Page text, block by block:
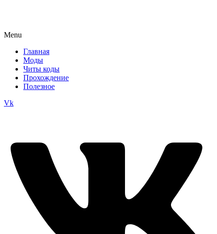
Menu
Главная
Моды
Читы коды
Прохождение
Полезное
Vk